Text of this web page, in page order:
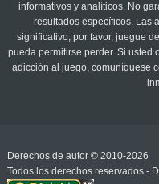
informativos y analíticos. No
resultados específicos. Las
significativo; por favor, juegue
pueda permitirse perder. Si usted
adicción al juego, comuníquese
Derechos de autor © 2010-2026
Todos los derechos reservados -